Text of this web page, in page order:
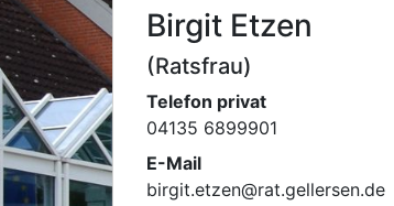
Birgit Etzen
(Ratsfrau)
Telefon privat
04135 6899901
E-Mail
birgit.etzen@rat.gellersen.de